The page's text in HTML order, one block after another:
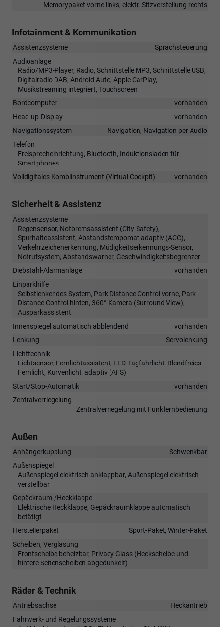
Memorypaket vorne links, elektr. Sitzverstellung rechts
Infotainment & Kommunikation
Assistenzsysteme
Sprachsteuerung
Audioanlage
Radio/MP3-Player, Radio, Schnittstelle MP3, Schnittstelle USB,
Digitalradio DAB, Android Auto, Apple CarPlay,
Musikstreaming integriert, Touchscreen
Bordcomputer
vorhanden
Head-up-Display
vorhanden
Navigationssystem
Navigation, Navigation per Audio
Telefon
Freisprecheinrichtung, Bluetooth, Induktionsladen für
Smartphones
Volldigitales Kombiinstrument (Virtual Cockpit)
vorhanden
Sicherheit & Assistenz
Assistenzsysteme
Regensensor, Notbremsassistent (City-Safety),
Spurhalteassistent, Abstandstempomat adaptiv (ACC),
Verkehrzeichenerkennung, Müdigkeitserkennungs-Sensor,
Notrufsystem, Abstandswarner, Geschwindigkeitsbegrenzer
Diebstahl-Alarmanlage
vorhanden
Einparkhilfe
Selbstlenkendes System, Park Distance Control vorne, Park
Distance Control hinten, 360°-Kamera (Surround View),
Ausparkassistent
Innenspiegel automatisch abblendend
vorhanden
Lenkung
Servolenkung
Lichttechnik
Lichtsensor, Fernlichtassistent, LED-Tagfahrlicht, Blendfreies
Fernlicht, Kurvenlicht, adaptiv (AFS)
Start/Stop-Automatik
vorhanden
Zentralverriegelung
Zentralverriegelung mit Funkfernbedienung
Außen
Anhängerkupplung
Schwenkbar
Außenspiegel
Außenspiegel elektrisch anklappbar, Außenspiegel elektrisch
verstellbar
Gepäckraum-/Heckklappe
Elektrische Heckklappe, Gepäckraumklappe automatisch
betätigt
Herstellerpaket
Sport-Paket, Winter-Paket
Scheiben, Verglasung
Frontscheibe beheizbar, Privacy Glass (Heckscheibe und
hintere Seitenscheiben abgedunkelt)
Räder & Technik
Antriebsachse
Heckantrieb
Fahrwerk- und Regelungssysteme